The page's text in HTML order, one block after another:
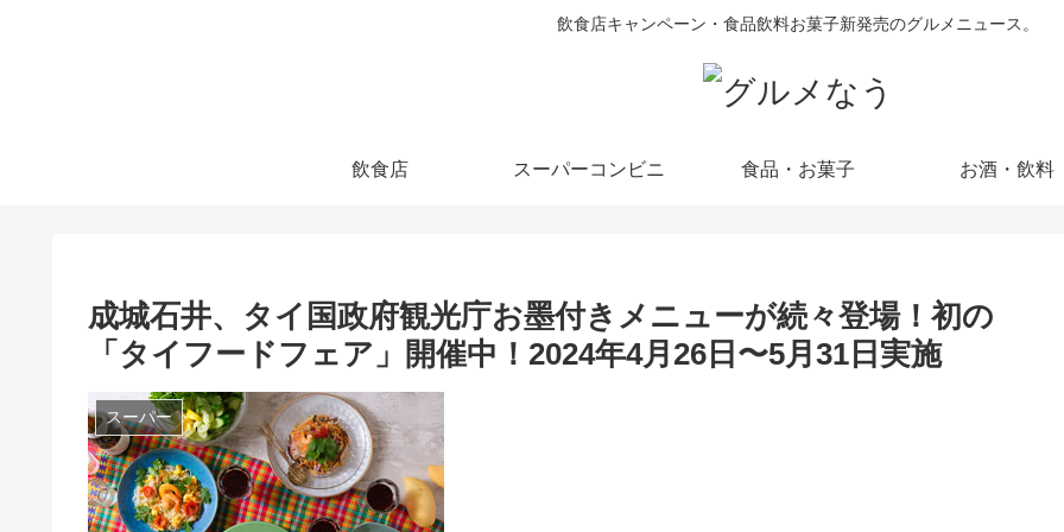
飲食店キャンペーン・食品飲料お菓子新発売のグルメニュース。
飲食店 スーパーコンビニ 食品・お菓子 お酒・飲料
成城石井、タイ国政府観光庁お墨付きメニューが続々登場！初の
「タイフードフェア」開催中！2024年4月26日〜5月31日実施
スーパー